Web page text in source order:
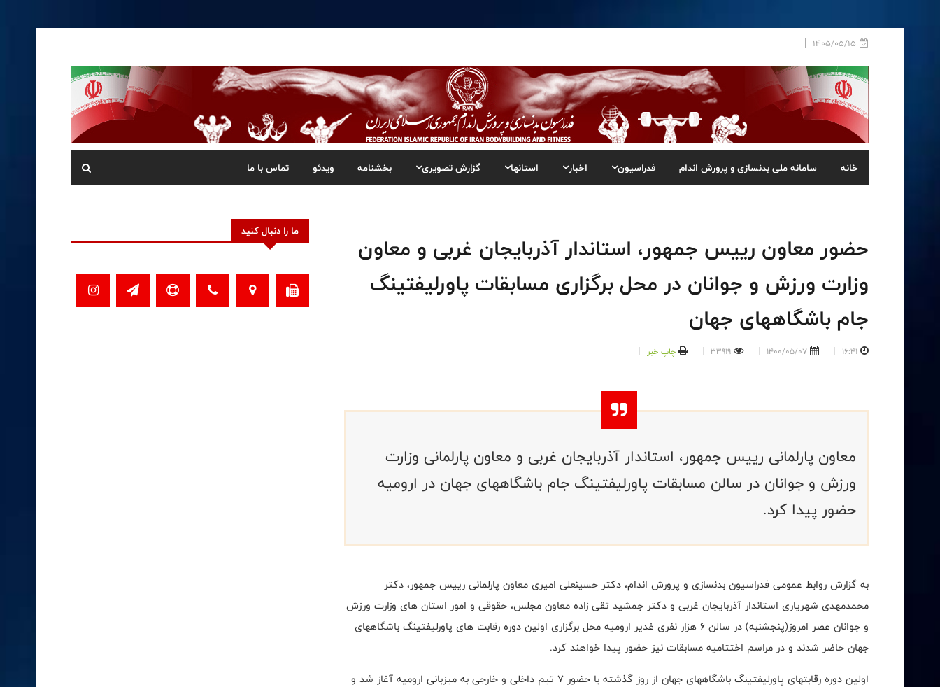
1405/05/15
خانه سامانه ملی بدنسازی و پرورش اندام فدراسیون اخبار استانها گزارش تصویری بخشنامه ویدئو تماس با ما
حضور معاون رییس جمهور، استاندار آذربایجان غربی و معاون
وزارت ورزش و جوانان در محل برگزاری مسابقات پاورلیفتینگ
جام باشگاههای جهان
16:41
1400/05/07
33919 چاپ خبر
معاون پارلمانی رییس جمهور، استاندار آذربایجان غربی و معاون پارلمانی وزارت
ورزش و جوانان در سالن مسابقات پاورلیفتینگ جام باشگاههای جهان در ارومیه
حضور پیدا کرد.
به گزارش روابط عمومی فدراسیون بدنسازی و پرورش اندام، دکتر حسینعلی امیری معاون پارلمانی رییس جمهور، دکتر
محمدمهدی شهریاری استاندار آذربایجان غربی و دکتر جمشید تقی زاده معاون مجلس، حقوقی و امور استان های وزارت ورزش
و جوانان عصر امروز(پنجشنبه) در سالن 6 هزار نفری غدیر ارومیه محل برگزاری اولین دوره رقابت های پاورلیفتینگ باشگاههای
جهان حاضر شدند و در مراسم اختتامیه مسابقات نیز حضور پیدا خواهند کرد.
اولین دوره رقابتهای پاورلیفتینگ باشگاههای جهان از روز گذشته با حضور 7 تیم داخلی و خارجی به میزبانی ارومیه آغاز شد و
ما را دنبال کنید